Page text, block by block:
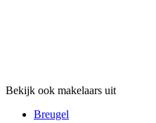
Bekijk ook makelaars uit
Breugel